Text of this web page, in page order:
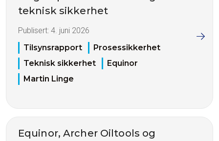
teknisk sikkerhet
Publisert: 4. juni 2026
Tilsynsrapport
Prosessikkerhet
Teknisk sikkerhet
Equinor
Martin Linge
Equinor, Archer Oiltools og